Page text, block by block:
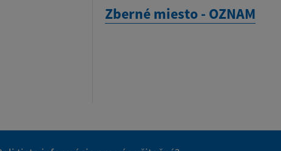
Zberné miesto - OZNAM